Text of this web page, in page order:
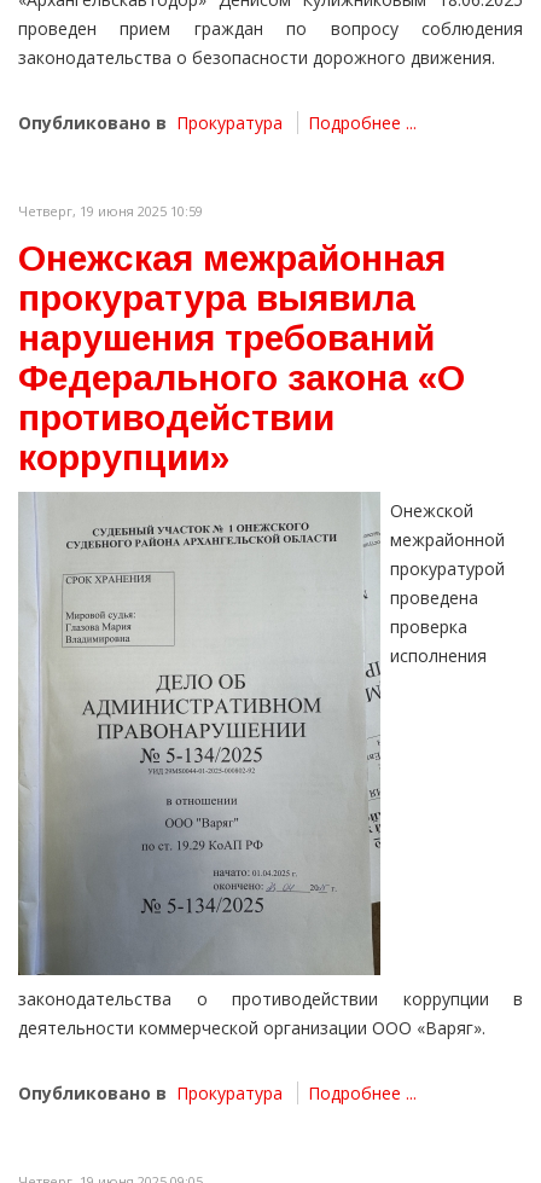
проведен прием граждан по вопросу соблюдения
законодательства о безопасности дорожного движения.
Опубликовано в Прокуратура Подробнее ...
Четверг, 19 июня 2025 10:59
Онежская межрайонная
прокуратура выявила
нарушения требований
Федерального закона «О
противодействии
коррупции»
Онежской
межрайонной
прокуратурой
проведена
проверка
исполнения
законодательства о противодействии коррупции в
деятельности коммерческой организации ООО «Варяг».
Опубликовано в Прокуратура Подробнее ...